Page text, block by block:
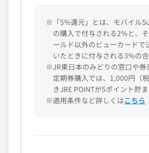
※「5%還元」とは、モバイル
の購入で付与される2%と、
ールド以外のビューカードで
いたときに付与される3%の合
※JR東⽇本のみどりの窓⼝や券
定期券購入では、1,000円（
きJRE POINTが5ポイント貯ま
※適用条件など詳しくはこちら